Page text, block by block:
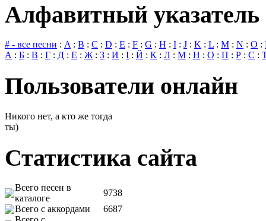
Алфавитный указатель
# - все песни : A : B : C : D : E : F : G : H : I : J : K : L : M : N : O :
А : Б : В : Г : Д : Е : Ж : З : И : І : Й : К : Л : М : Н : О : П : Р : С :
Пользователи онлайн
Никого нет, а кто же тогда
ты)
Статистика сайта
Всего песен в
каталоге
9738
Всего с аккордами
6687